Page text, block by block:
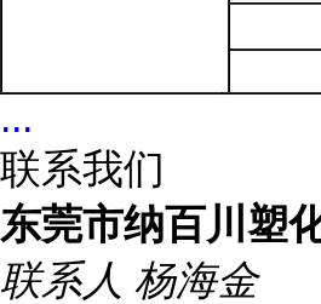
...
联系我们
东莞市纳百川塑
联系人 杨海金